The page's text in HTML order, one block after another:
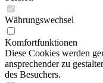
Währungswechsel
Komfortfunktionen
Diese Cookies werden
ansprechender zu
des Besuchers.